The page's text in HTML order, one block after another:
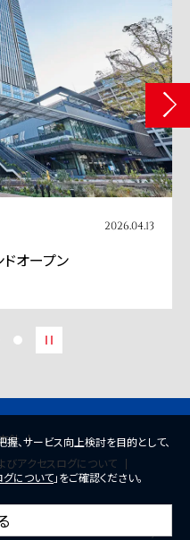
2026.04.01
和が故郷（ふるさと）」
© 2026 Mitsui Fudosan Co., Ltd.
針
びアクセスログについて
、サービス向上検討を目的として、
について」をご確認ください。